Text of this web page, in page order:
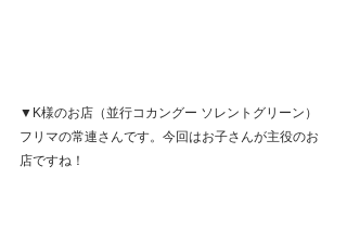
▼K様のお店（並行コカングー ソレントグリーン）
フリマの常連さんです。今回はお子さんが主役のお
店ですね！